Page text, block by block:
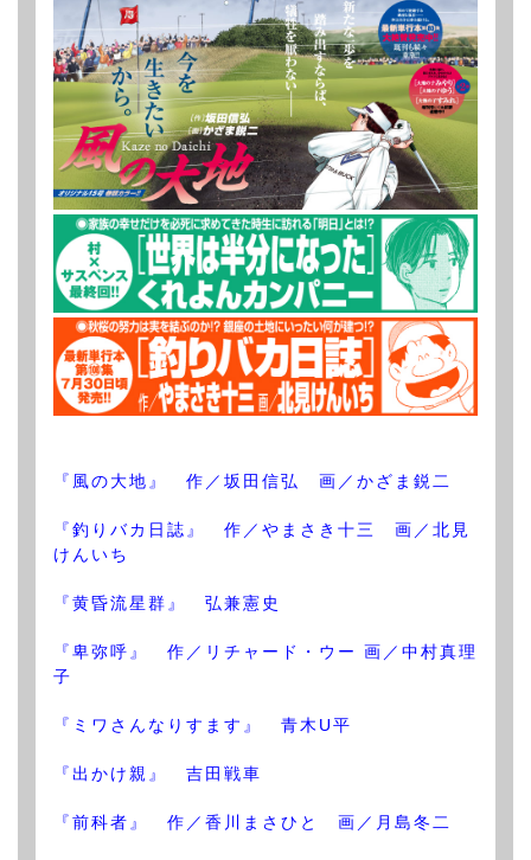
『風の大地』 作／坂田信弘 画／かざま鋭二
『釣りバカ日誌』 作／やまさき十三 画／北見
けんいち
『黄昏流星群』 弘兼憲史
『卑弥呼』 作／リチャード・ウー 画／中村真理
子
『ミワさんなりすます』 青木U平
『出かけ親』 吉田戦車
『前科者』 作／香川まさひと 画／月島冬二